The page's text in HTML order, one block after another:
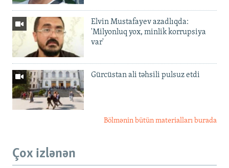
Elvin Mustafayev azadlıqda:
'Milyonluq yox, minlik korrupsiya
var'
Gürcüstan ali təhsili pulsuz etdi
Bölmənin bütün materialları burada
Çox izlənən